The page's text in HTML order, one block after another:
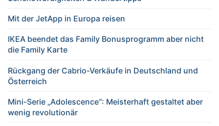
Mit der JetApp in Europa reisen
IKEA beendet das Family Bonusprogramm aber nicht
die Family Karte
Rückgang der Cabrio-Verkäufe in Deutschland und
Österreich
Mini-Serie „Adolescence“: Meisterhaft gestaltet aber
wenig revolutionär